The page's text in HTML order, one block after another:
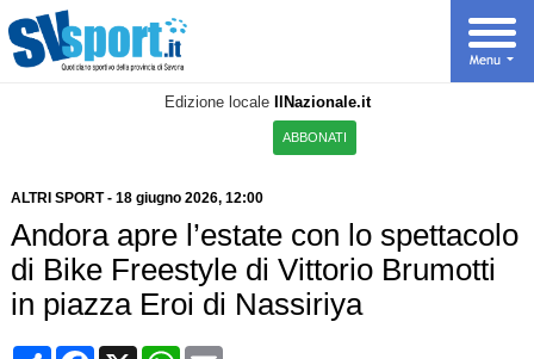
Edizione locale IlNazionale.it
ABBONATI
ALTRI SPORT- 18 giugno 2026, 12:00
Andora apre l’estate con lo spettacolo
di Bike Freestyle di Vittorio Brumotti
in piazza Eroi di Nassiriya
CondividiFacebook
X WhatsApp
Email